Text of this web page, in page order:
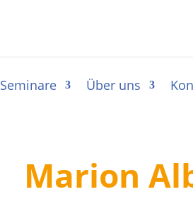
Seminare Über uns
Marion